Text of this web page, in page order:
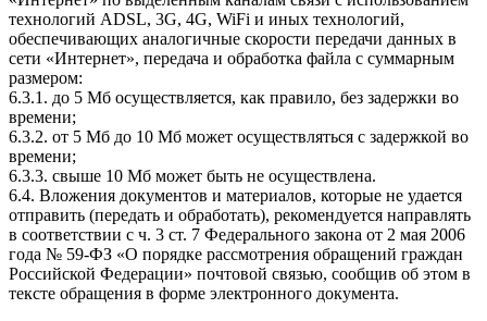
технологий ADSL, 3G, 4G, WiFi и иных технологий,
обеспечивающих аналогичные скорости передачи данных в
сети «Интернет», передача и обработка файла с суммарным
размером:
6.3.1. до 5 Мб осуществляется, как правило, без задержки во
времени;
6.3.2. от 5 Мб до 10 Мб может осуществляться с задержкой во
времени;
6.3.3. свыше 10 Мб может быть не осуществлена.
6.4. Вложения документов и материалов, которые не удается
отправить (передать и обработать), рекомендуется направлять
в соответствии с ч. 3 ст. 7 Федерального закона от 2 мая 2006
года № 59-ФЗ «О порядке рассмотрения обращений граждан
Российской Федерации» почтовой связью, сообщив об этом в
тексте обращения в форме электронного документа.